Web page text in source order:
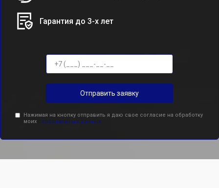
Гарантия до 3-х лет
Отправить заявку
Нажимая на кнопку отправить я даю свое согласие на обработку
моих персональных данных.